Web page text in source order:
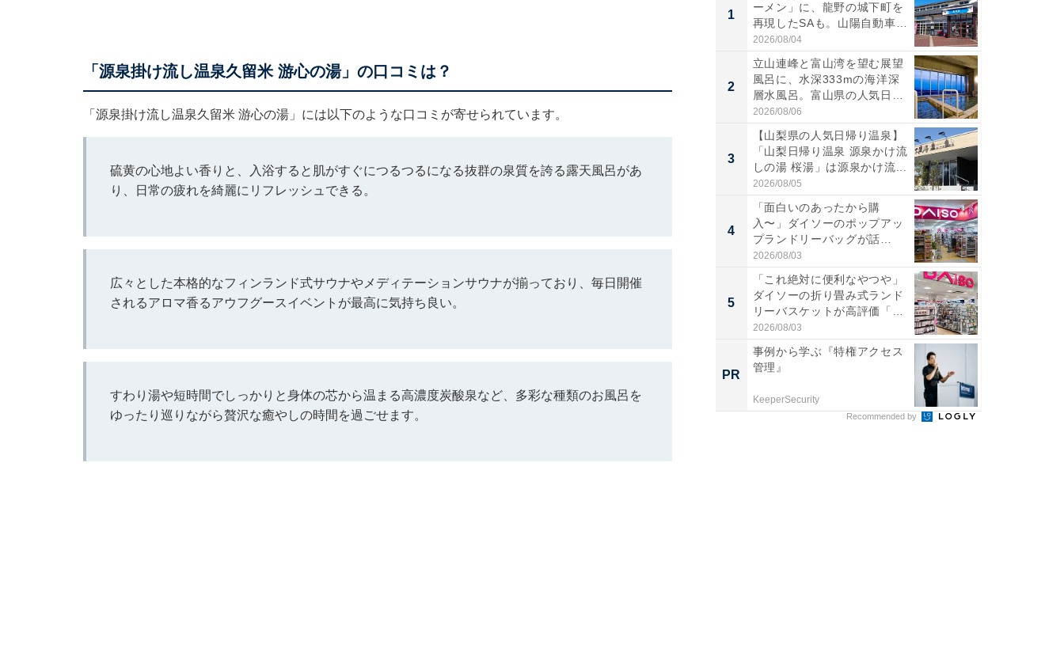
「源泉掛け流し温泉久留米 游心の湯」の口コミは？
「源泉掛け流し温泉久留米 游心の湯」には以下のような口コミが寄せられています。
硫黄の心地よい香りと、入浴すると肌がすぐにつるつるになる抜群の泉質を誇る露天風呂があ
り、日常の疲れを綺麗にリフレッシュできる。
広々とした本格的なフィンランド式サウナやメディテーションサウナが揃っており、毎日開催
されるアロマ香るアウフグースイベントが最高に気持ち良い。
すわり湯や短時間でしっかりと身体の芯から温まる高濃度炭酸泉など、多彩な種類のお風呂を
ゆったり巡りながら贅沢な癒やしの時間を過ごせます。
1
ーメン」に、龍野の城下町を
再現したSAも。山陽自動車
道...
2026/08/04
2
立山連峰と富山湾を望む展望
風呂に、水深333mの海洋深
層水風呂。富山県の人気日
帰...
2026/08/06
3
【山梨県の人気日帰り温泉】
「山梨日帰り温泉 源泉かけ流
しの湯 桜湯」は源泉かけ流...
2026/08/05
4
「面白いのあったから購
入〜」ダイソーのポップアッ
プランドリーバッグが話
題。“さま...
2026/08/03
5
「これ絶対に便利なやつや」
ダイソーの折り畳み式ランド
リーバスケットが高評価「使
わ...
2026/08/03
PR
事例から学ぶ『特権アクセス
管理』
KeeperSecurity
Recommended by